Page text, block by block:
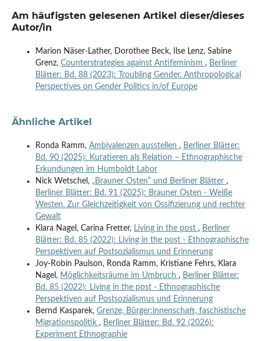
Am häufigsten gelesenen Artikel dieser/dieses
Autor/in
Marion Näser-Lather, Dorothee Beck, Ilse Lenz, Sabine
Grenz, Counterstrategies against Antifeminism , Berliner
Blätter: Bd. 88 (2023): Troubling Gender. Anthropological
Perspectives on Gender Politics in/of Europe
Ähnliche Artikel
Ronda Ramm, Ambivalenzen ausstellen , Berliner Blätter:
Bd. 90 (2025): Kuratieren als Relation – Ethnographische
Erkundungen im Humboldt Labor
Nick Wetschel, „Brauner Osten“ und Berliner Blätter ,
Berliner Blätter: Bd. 91 (2025): Brauner Osten - Weiße
Westen. Zur Gleichzeitigkeit von Ossifizierung und rechter
Gewalt
Klara Nagel, Carina Fretter, Living in the post , Berliner
Blätter: Bd. 85 (2022): Living in the post - Ethnographische
Perspektiven auf Postsozialismus und Erinnerung
Joy-Robin Paulson, Ronda Ramm, Kristiane Fehrs, Klara
Nagel, Möglichkeitsräume im Umbruch , Berliner Blätter:
Bd. 85 (2022): Living in the post - Ethnographische
Perspektiven auf Postsozialismus und Erinnerung
Bernd Kasparek, Grenze, Bürger:innenschaft, faschistische
Migrationspolitik , Berliner Blätter: Bd. 92 (2026):
Experiment Ethnographie